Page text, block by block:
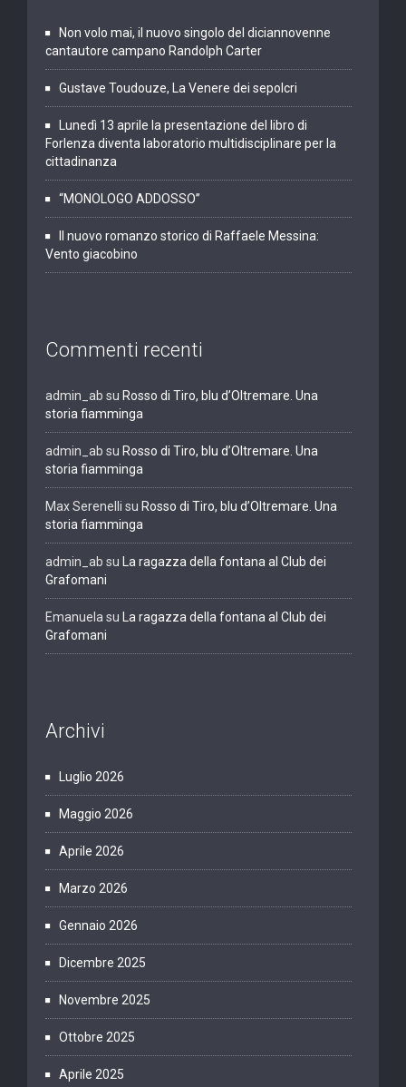
Non volo mai, il nuovo singolo del diciannovenne
cantautore campano Randolph Carter
Gustave Toudouze, La Venere dei sepolcri
Lunedì 13 aprile la presentazione del libro di
Forlenza diventa laboratorio multidisciplinare per la
cittadinanza
“MONOLOGO ADDOSSO”
Il nuovo romanzo storico di Raffaele Messina:
Vento giacobino
Commenti recenti
admin_ab su Rosso di Tiro, blu d’Oltremare. Una
storia fiamminga
admin_ab su Rosso di Tiro, blu d’Oltremare. Una
storia fiamminga
Max Serenelli su Rosso di Tiro, blu d’Oltremare. Una
storia fiamminga
admin_ab su
La ragazza della fontana al Club dei
Grafomani
Emanuela su
La ragazza della fontana al Club dei
Grafomani
Archivi
Luglio 2026
Maggio 2026
Aprile 2026
Marzo 2026
Gennaio 2026
Dicembre 2025
Novembre 2025
Ottobre 2025
Aprile 2025